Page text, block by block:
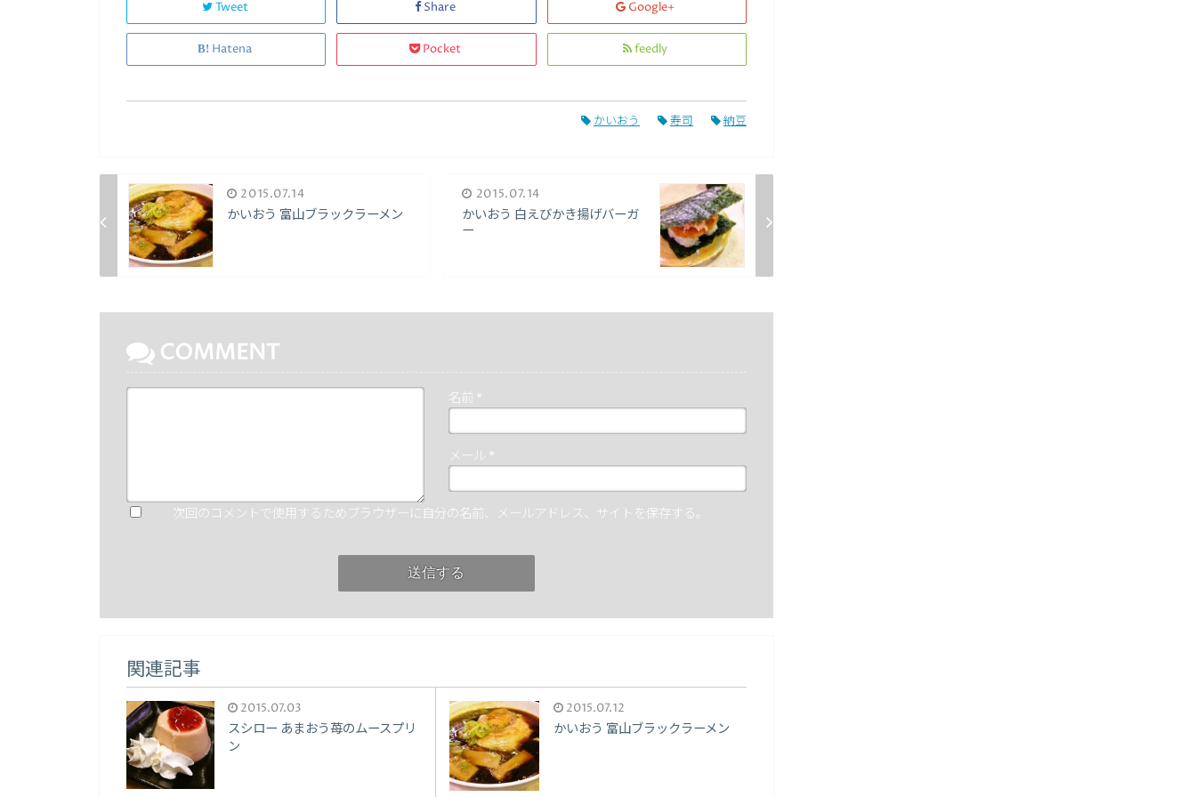
Tweet Share Google+
Hatena Pocket feedly
かいおう 寿司 納豆
2015.07.14
かいおう 富山ブラックラーメン
2015.07.14
かいおう 白えびかき揚げバーガ
ー
COMMENT
名前 *
メール *
次回のコメントで使用するためブラウザーに自分の名前、メールアドレス、サイトを保存する。
関連記事
2015.07.03
スシロー あまおう苺のムースプリ
ン
2015.07.12
かいおう 富山ブラックラーメン